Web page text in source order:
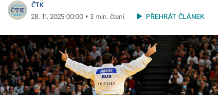
ČTK
28. 11. 2025 00:00 ▪ 3 min. čtení PŘEHRÁT ČLÁNEK